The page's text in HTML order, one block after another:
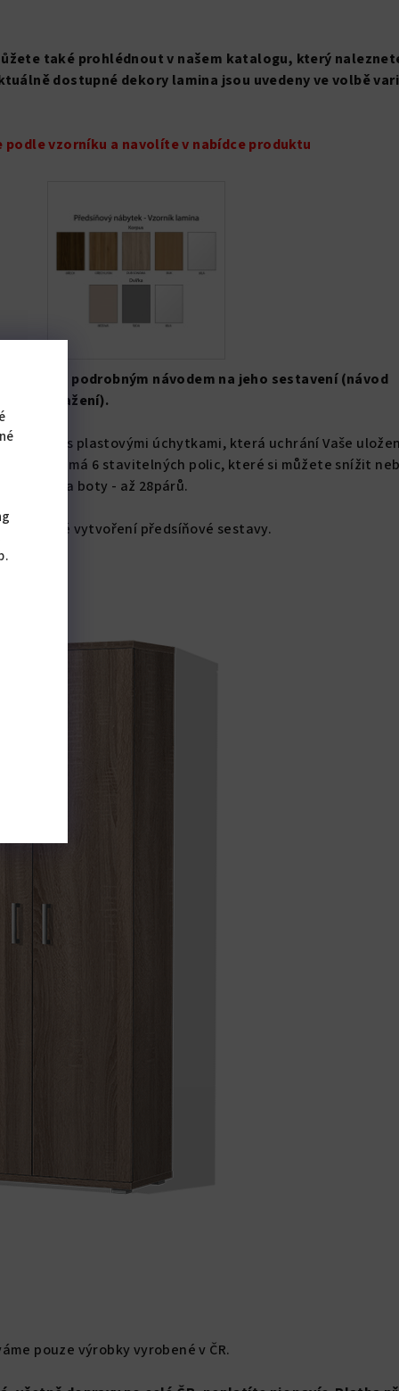
také prohlédnout v našem katalogu, který
dostupné dekory lamina jsou uvedeny ve volbě
podle vzorníku a navolíte v nabídce produktu
a s podrobným návodem na jeho sestavení (návod
ke stažení).
dveře s plastovými úchytkami, která uchrání Vaše
Skříň má 6 stavitelných polic, které si můžete snížit
i na na boty - až 28párů.
snadné vytvoření předsíňové sestavy.
pouze výrobky vyrobené v ČR.